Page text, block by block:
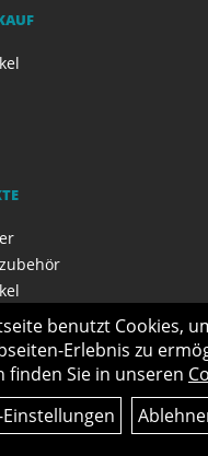
benutzt Cookies,
Erlebnis zu
finden Sie in unseren
Einstellungen